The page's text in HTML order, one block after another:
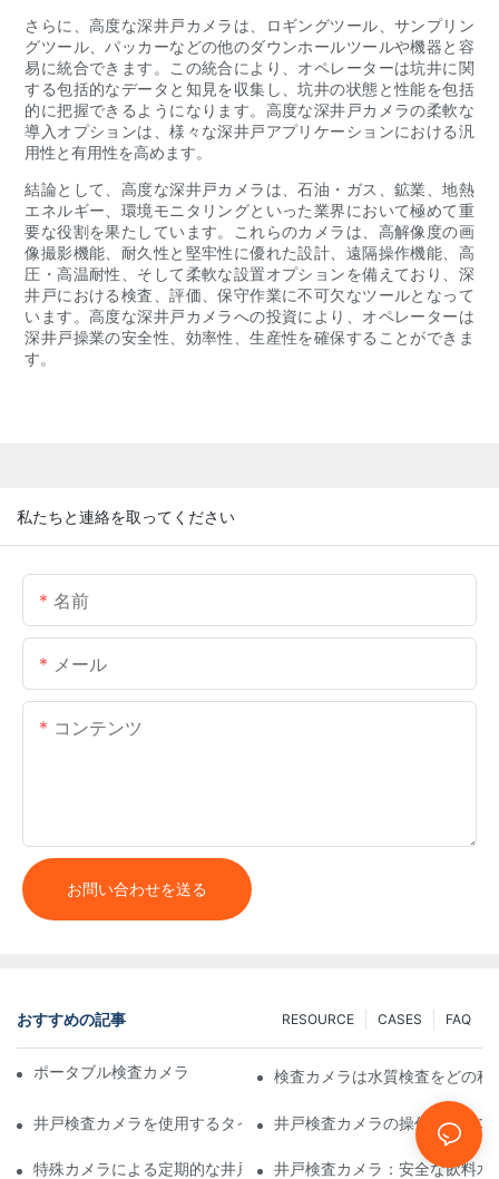
さらに、高度な深井戸カメラは、ロギングツール、サンプリン
グツール、パッカーなどの他のダウンホールツールや機器と容
易に統合できます。この統合により、オペレーターは坑井に関
する包括的なデータと知見を収集し、坑井の状態と性能を包括
的に把握できるようになります。高度な深井戸カメラの柔軟な
導入オプションは、様々な深井戸アプリケーションにおける汎
用性と有用性を高めます。
結論として、高度な深井戸カメラは、石油・ガス、鉱業、地熱
エネルギー、環境モニタリングといった業界において極めて重
要な役割を果たしています。これらのカメラは、高解像度の画
像撮影機能、耐久性と堅牢性に優れた設計、遠隔操作機能、高
圧・高温耐性、そして柔軟な設置オプションを備えており、深
井戸における検査、評価、保守作業に不可欠なツールとなって
います。高度な深井戸カメラへの投資により、オペレーターは
深井戸操業の安全性、効率性、生産性を確保することができま
す。
私たちと連絡を取ってください
名前
メール
コンテンツ
お問い合わせを送る
おすすめの記事 FAQ
CASES
RESOURCE
ポータブル検査カメラ：専門家に必須のツール検査カメラは水質検査をどの程
井戸検査カメラを使用するタイミング：主な指標井戸検査カメラの操作方法の
特殊カメラによる定期的な井戸検査の重要性井戸検査カメラ：安全な飲料水